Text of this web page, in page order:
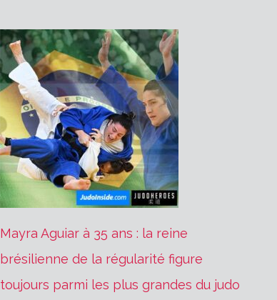
Mayra Aguiar à 35 ans : la reine
brésilienne de la régularité figure
toujours parmi les plus grandes du judo